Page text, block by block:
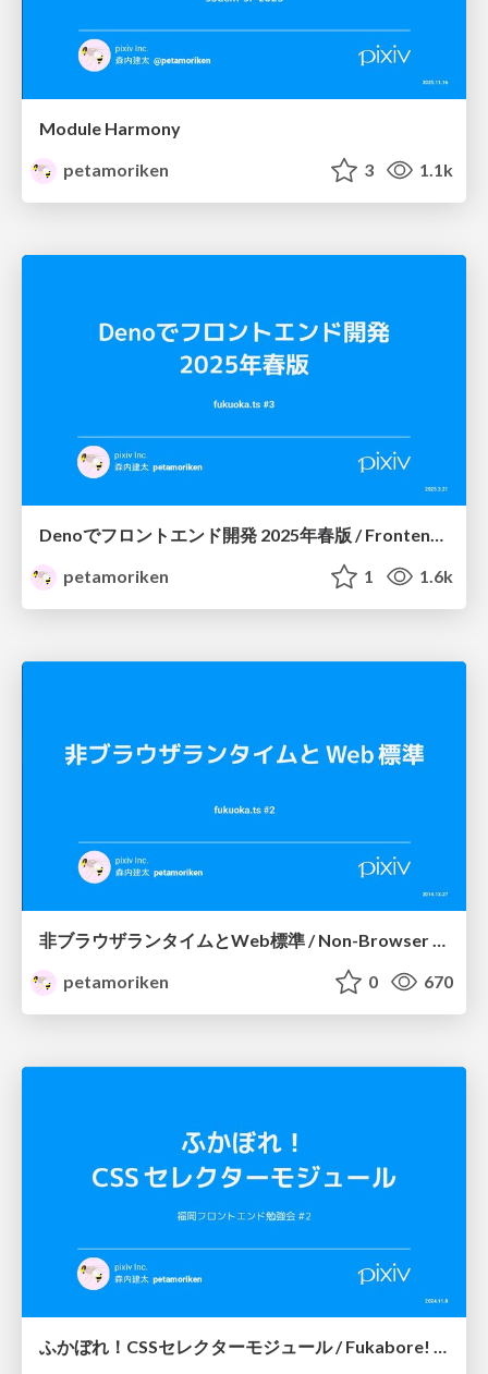
Module Harmony
petamoriken
3 1.1k
Denoでフロントエンド開発 2025年春版 / Frontend Development with Deno (Spring 2025)
petamoriken
1 1.6k
非ブラウザランタイムとWeb標準 / Non-Browser Runtimes and Web Standards
petamoriken
0 670